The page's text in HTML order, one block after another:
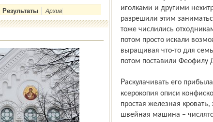
Архив
иголками и другими
разрешили этим
тоже числились
потом просто искали
выращивая что-то для
потом поставили Феофилу
Раскулачивать его прибыла бригада из Ростовского ОГПУ. В школьном музее есть
ксерокопия описи
простая железная
швейная машина –